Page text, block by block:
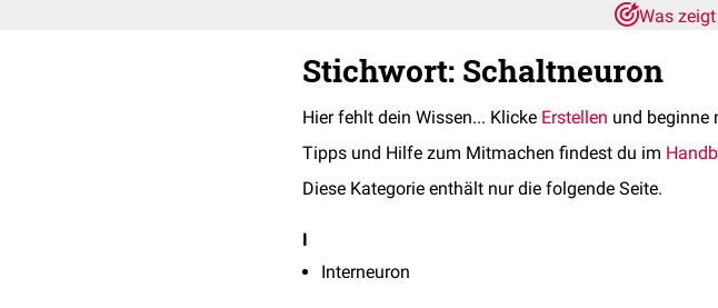
Was
Stichwort: Schaltneuron
Hier fehlt dein Wissen... Klicke Erstellen und beginne
Tipps und Hilfe zum Mitmachen findest du im
Diese Kategorie enthält nur die folgende Seite.
I
Interneuron